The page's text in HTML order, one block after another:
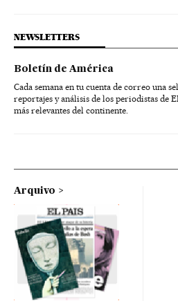
NEWSLETTERS
Boletín de América
Cada semana en tu cuenta de correo una
reportajes y análisis de los periodistas de
más relevantes del continente.
Arquivo